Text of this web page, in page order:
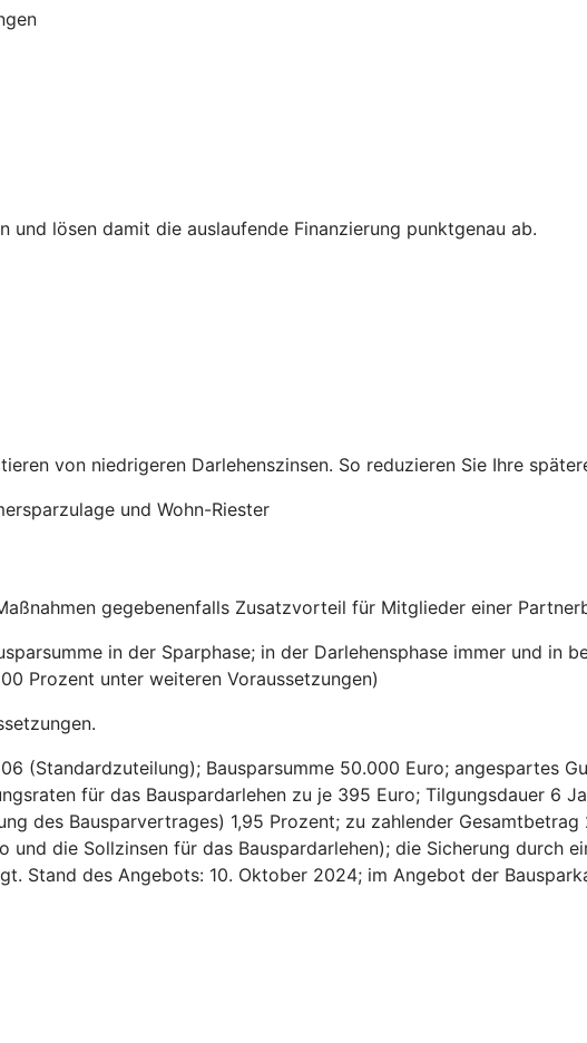
lösen damit die auslaufende Finanzierung punktgenau ab.
von niedrigeren Darlehenszinsen. So reduzieren Sie Ihre
und Wohn-Riester
gegebenenfalls Zusatzvorteil für Mitglieder einer
in der Sparphase; in der Darlehensphase immer und in
Prozent unter weiteren Voraussetzungen)
(Standardzuteilung); Bausparsumme 50.000 Euro; angespartes
für das Bauspardarlehen zu je 395 Euro; Tilgungsdauer 6
des Bausparvertrages) 1,95 Prozent; zu zahlender Gesamtbetrag
die Sollzinsen für das Bauspardarlehen); die Sicherung durch
Stand des Angebots: 10. Oktober 2024; im Angebot der